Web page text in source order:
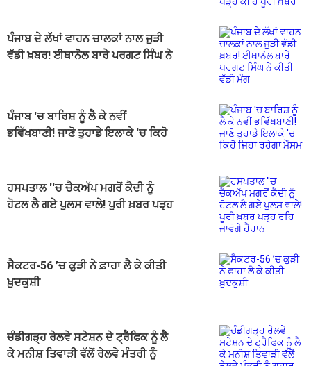
ਪੰਜਾਬ ਦੇ ਲੱਖਾਂ ਵਾਹਨ ਚਾਲਕਾਂ ਨਾਲ ਜੁੜੀ
ਵੱਡੀ ਖ਼ਬਰ! ਈਥਾਨੋਲ ਬਾਰੇ ਪਰਗਟ ਸਿੰਘ ਨੇ
ਪੰਜਾਬ 'ਚ ਬਾਰਿਸ਼ ਨੂੰ ਲੈ ਕੇ ਨਵੀਂ
ਭਵਿੱਖਬਾਣੀ! ਜਾਣੋ ਤੁਹਾਡੇ ਇਲਾਕੇ 'ਚ ਕਿਹੋ
ਹਸਪਤਾਲ ''ਚ ਚੈਕਅੱਪ ਮਗਰੋਂ ਕੈਦੀ ਨੂੰ
ਹੋਟਲ ਲੈ ਗਏ ਪੁਲਸ ਵਾਲੇ! ਪੂਰੀ ਖ਼ਬਰ ਪੜ੍ਹ
ਸੈਕਟਰ-56 ’ਚ ਕੁੜੀ ਨੇ ਫ਼ਾਹਾ ਲੈ ਕੇ ਕੀਤੀ
ਖ਼ੁਦਕੁਸ਼ੀ
ਚੰਡੀਗੜ੍ਹ ਰੇਲਵੇ ਸਟੇਸ਼ਨ ਦੇ ਟ੍ਰੈਫਿਕ ਨੂੰ ਲੈ
ਕੇ ਮਨੀਸ਼ ਤਿਵਾੜੀ ਵੱਲੋਂ ਰੇਲਵੇ ਮੰਤਰੀ ਨੂੰ